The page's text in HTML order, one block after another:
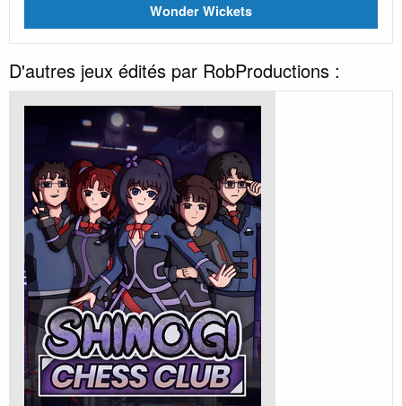
Wonder Wickets
D'autres jeux édités par RobProductions :